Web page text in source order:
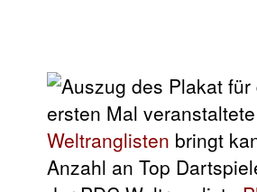
ersten Mal
Weltranglisten bringt
Anzahl an Top